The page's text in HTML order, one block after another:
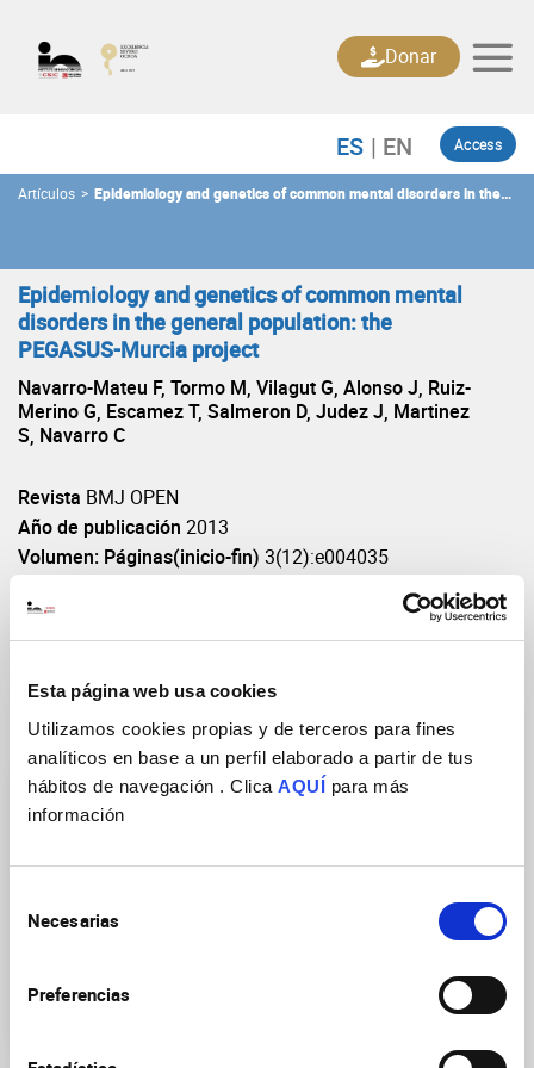
Esta página web usa cookies
Utilizamos cookies propias y de terceros para fines
analíticos en base a un perfil elaborado a partir de tus
hábitos de navegación . Clica AQUÍ para más
información
Necesarias
Preferencias
content
Access
Donar
Artículos > Epidemiology and genetics of common mental disorders in the
Epidemiology and genetics of common mental
disorders in the general population: the
PEGASUS-Murcia project
Navarro-Mateu F, Tormo M, Vilagut G, Alonso J, Ruiz-
Merino G, Escamez T, Salmeron D, Judez J, Martinez
S, Navarro C
Revista BMJ OPEN
Año de publicación 2013
Volumen: Páginas(inicio-fin) 3(12):e004035
https://doi.org/10.1136/bmjopen-2013-004035
Grupos de Investigación
Neurobiología de las
neurodegenerativas y
neurooncológicas